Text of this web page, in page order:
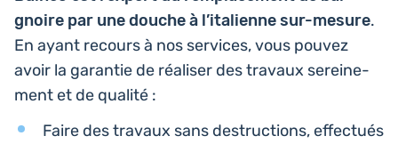
gnoire par une douche à l’i­ta­lienne sur-mesure.
En ayant recours à nos ser­vices, vous pouvez
avoir la garan­tie de réa­li­ser des travaux serei­ne­
ment et de qualité :
Faire des travaux sans des­truc­tions, effec­tués